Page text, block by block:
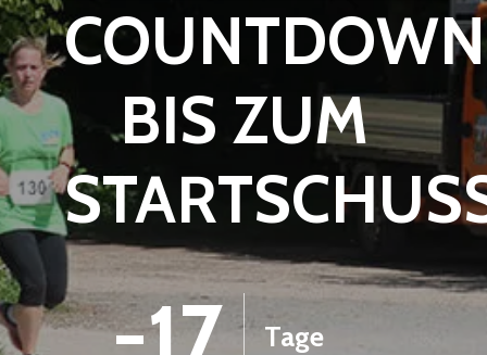
COUNTDOWN
BIS ZUM
Tage